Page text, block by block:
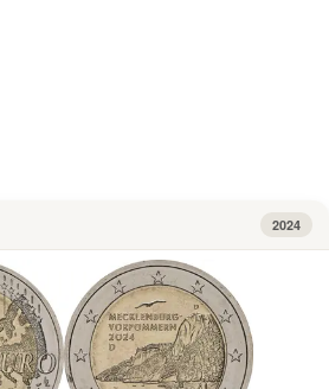
2024